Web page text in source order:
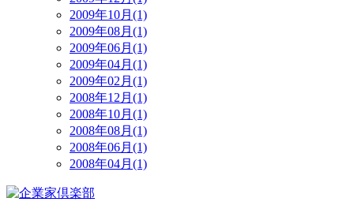
2009年10月(1)
2009年08月(1)
2009年06月(1)
2009年04月(1)
2009年02月(1)
2008年12月(1)
2008年10月(1)
2008年08月(1)
2008年06月(1)
2008年04月(1)